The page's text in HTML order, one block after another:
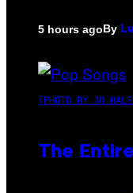
5 hours agoBy
(PHOTO BY JO
The